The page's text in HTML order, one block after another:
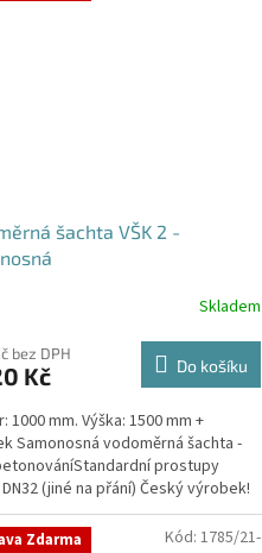
šachta VŠK 2 -
Skladem
bez DPH
Kč Do košíku
1000 mm. Výška: 1500 mm +
Samonosná vodoměrná šachta -
prostupy
(jiné na přání) Český výrobek!
dotazy, či...
Zdarma Kód: 1785/21-